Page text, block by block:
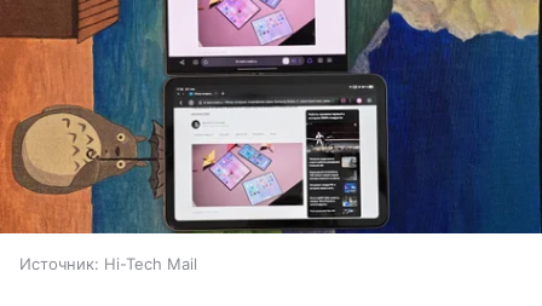
Источник: Hi-Tech Mail